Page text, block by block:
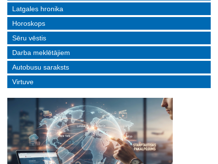
Latgales hronika
Horoskops
Sēru vēstis
Darba meklētājiem
Autobusu saraksts
Virtuve